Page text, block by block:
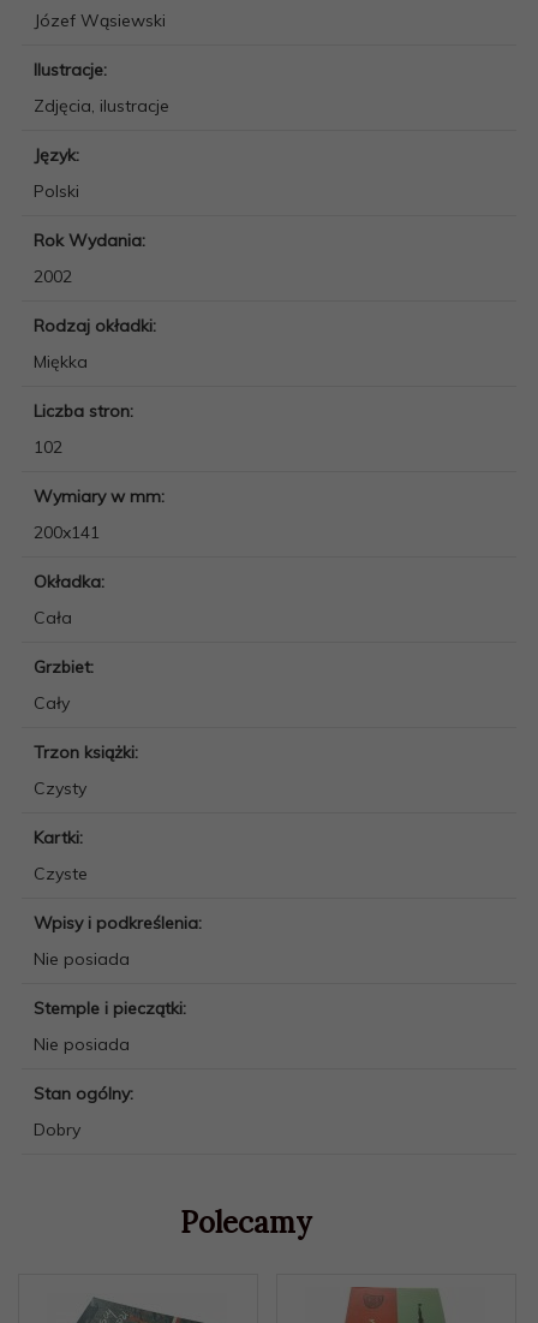
Józef Wąsiewski
Ilustracje:
Zdjęcia, ilustracje
Język:
Polski
Rok Wydania:
2002
Rodzaj okładki:
Miękka
Liczba stron:
102
Wymiary w mm:
200x141
Okładka:
Cała
Grzbiet:
Cały
Trzon książki:
Czysty
Kartki:
Czyste
Wpisy i podkreślenia:
Nie posiada
Stemple i pieczątki:
Nie posiada
Stan ogólny:
Dobry
Polecamy